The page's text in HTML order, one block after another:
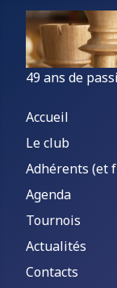
49 ans de
Accueil
Le club
Adhérents (et
Agenda
Tournois
Actualités
Contacts